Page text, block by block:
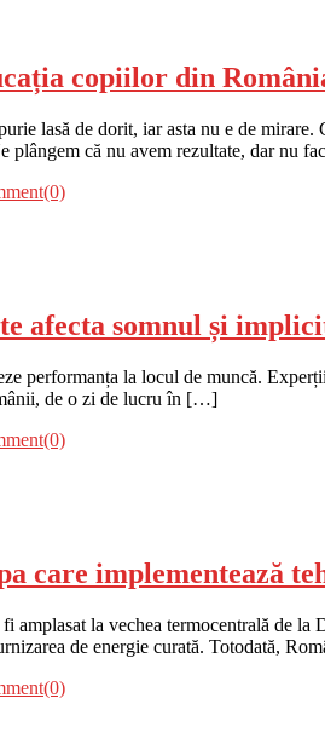
copiilor din
lasă de dorit, iar asta nu e de
plângem că nu avem rezultate, dar nu
afecta somnul și
performanța la locul de muncă.
de o zi de lucru în […]
care implementează
la vechea termocentrală de
de energie curată. Totodată,